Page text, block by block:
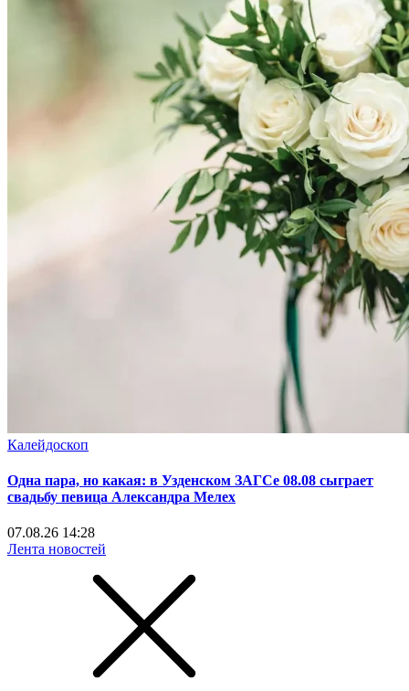
Калейдоскоп
Одна пара, но какая: в Узденском ЗАГСе 08.08 сыграет
свадьбу певица Александра Мелех
07.08.26 14:28
Лента новостей